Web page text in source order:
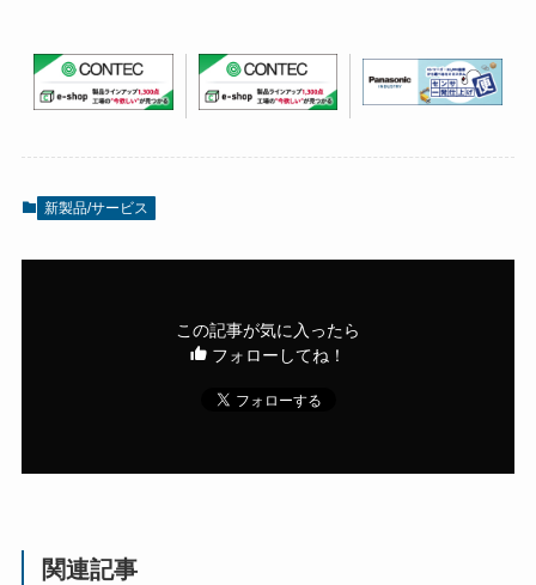
新製品/サービス
この記事が気に入ったら
フォローしてね！
関連記事